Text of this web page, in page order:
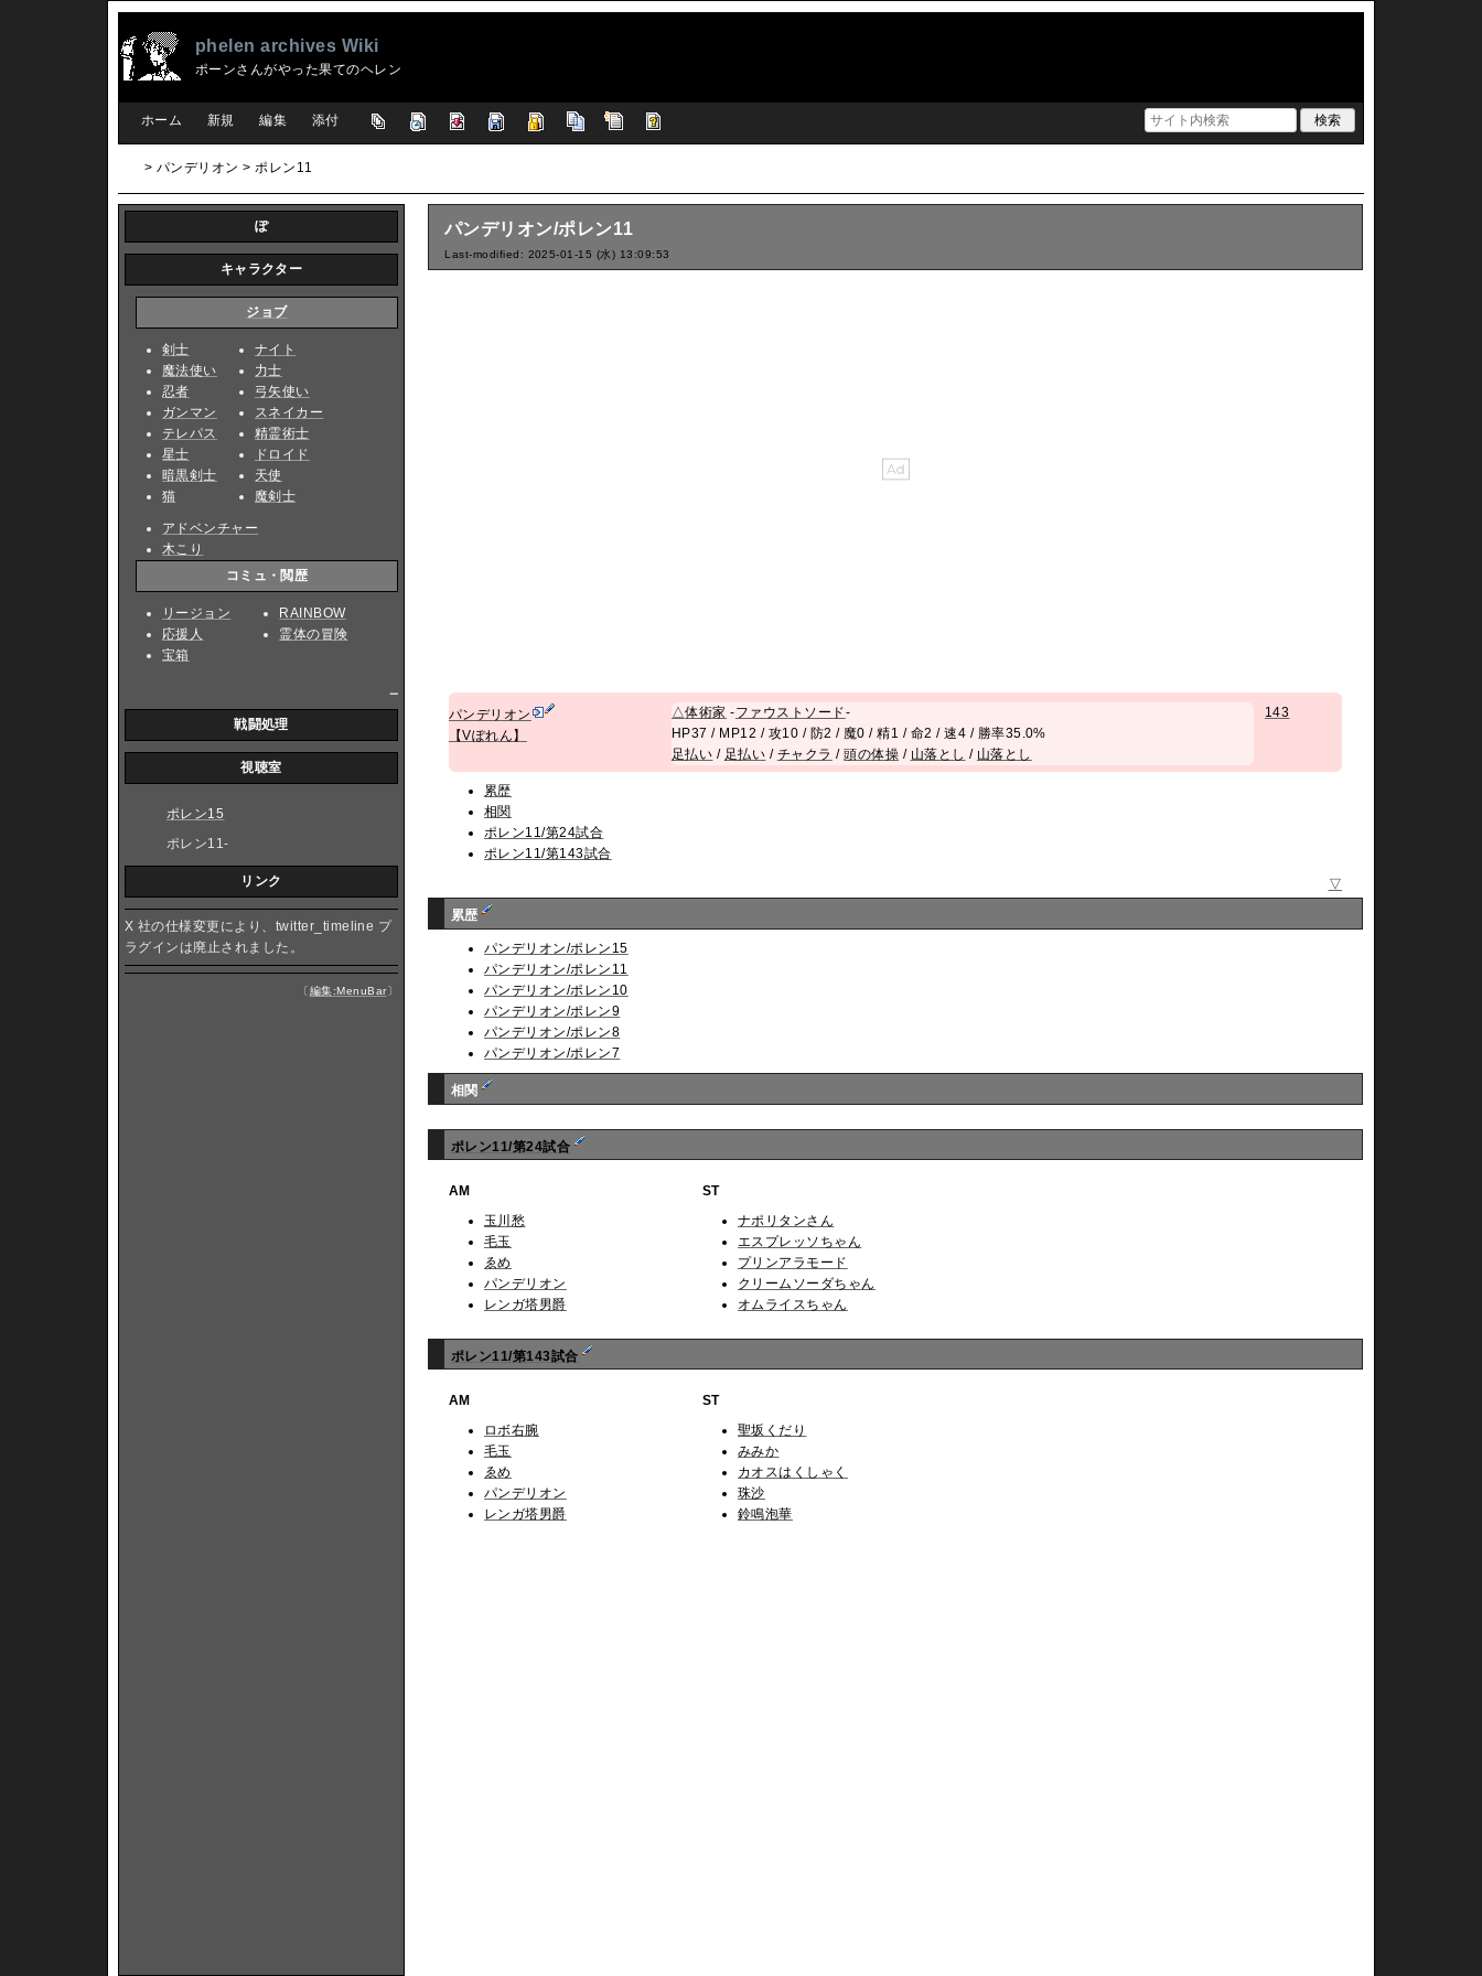
phelen archives Wiki
ポーンさんがやった果てのヘレン
ホーム 新規 編集 添付
> パンデリオン > ポレン11
パンデリオン/ポレン11
Last-modified: 2025-01-15 (水) 13:09:53
パンデリオン
【Vぽれん】
△体術家 -ファウストソード-
HP37 / MP12 / 攻10 / 防2 / 魔0 / 精1 / 命2 / 速4 / 勝率35.0%
足払い / 足払い / チャクラ /頭の体操 / 山落とし / 山落とし
143
累歴
相関
ポレン11/第24試合
ポレン11/第143試合
▽
累歴
パンデリオン/ポレン15
パンデリオン/ポレン11
パンデリオン/ポレン10
パンデリオン/ポレン9
パンデリオン/ポレン8
パンデリオン/ポレン7
相関
ポレン11/第24試合
AM
玉川愁
毛玉
ゑめ
パンデリオン
レンガ塔男爵
ST
ナポリタンさん
エスプレッソちゃん
プリンアラモード
クリームソーダちゃん
オムライスちゃん
ポレン11/第143試合
AM
ロボ右腕
毛玉
ゑめ
パンデリオン
レンガ塔男爵
ST
聖坂くだり
みみか
カオスはくしゃく
珠沙
鈴鳴泡華
ぽ
キャラクター
ジョブ
剣士
魔法使い
忍者
ガンマン
テレパス
星士
暗黒剣士
猫
ナイト
力士
弓矢使い
スネイカー
精霊術士
ドロイド
天使
魔剣士
アドベンチャー
木こり
コミュ・閲歴
リージョン
応援人
宝箱
RAINBOW
霊体の冒険
戦闘処理
視聴室
ポレン15
ポレン11-
リンク
X 社の仕様変更により、twitter_timeline プ
ラグインは廃止されました。
〔編集:MenuBar〕